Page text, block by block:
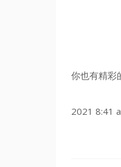
你也有精彩
2021 8:41